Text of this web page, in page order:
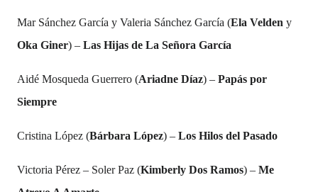
Mar Sánchez García y Valeria Sánchez García (Ela Velden y
Oka Giner) – Las Hijas de La Señora García
Aidé Mosqueda Guerrero (Ariadne Díaz) – Papás por
Siempre
Cristina López (Bárbara López) – Los Hilos del Pasado
Victoria Pérez – Soler Paz (Kimberly Dos Ramos) – Me